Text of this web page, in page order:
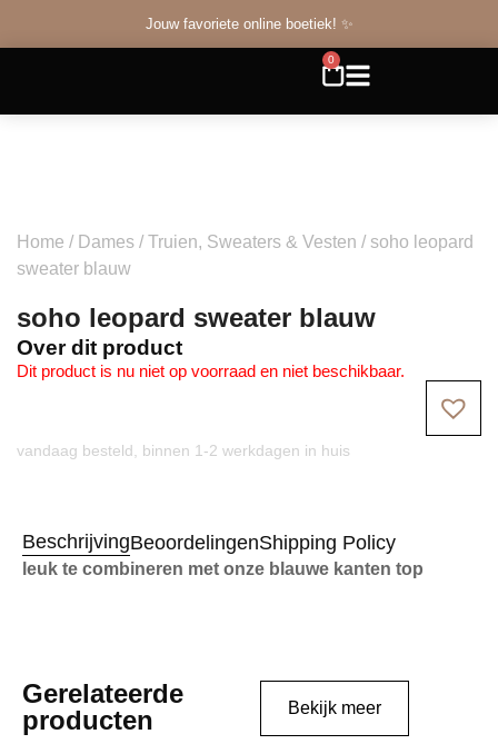
Jouw favoriete online boetiek! ✨
0
Home / Dames /Truien, Sweaters & Vesten / soho leopard
sweater blauw
soho leopard sweater blauw
Over dit product
Dit product is nu niet op voorraad en niet beschikbaar.
vandaag besteld, binnen 1-2 werkdagen in huis
BeschrijvingBeoordelingenShipping Policy
leuk te combineren met onze blauwe kanten top
Gerelateerde
producten
Bekijk meer